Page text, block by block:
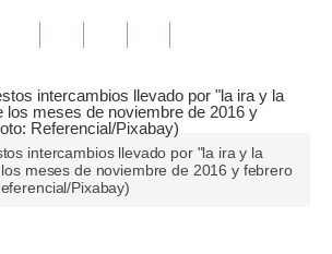
intercambios llevado por "la ira y la
meses de noviembre de 2016 y febrero
Pixabay)